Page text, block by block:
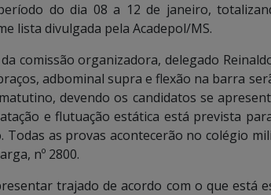
do dia 08 a 12 de janeiro,
lista divulgada pela Acadepol/MS.
comissão organizadora, delegado
adbominal supra e flexão na barra
devendo os candidatos se
e flutuação estática está prevista
as provas acontecerão no colégio
nº 2800.
trajado de acordo com o que está